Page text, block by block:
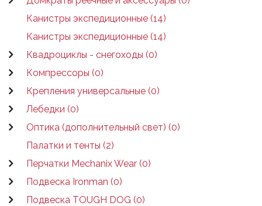
Канистры экспедиционные (14)
Канистры экспедиционные (14)
Квадроциклы - снегоходы (0)
Компрессоры (0)
Крепления универсальные (0)
Лебедки (0)
Оптика (дополнительный свет) (0)
Палатки и тенты (2)
Перчатки Mechanix Wear (0)
Подвеска Ironman (0)
Подвеска TOUGH DOG (0)